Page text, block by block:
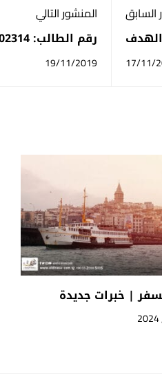
السابق
الهدف
17/11/
المنشور التالي
رقم الطالب: 502314
19/11/2019
| خبرات جديدة